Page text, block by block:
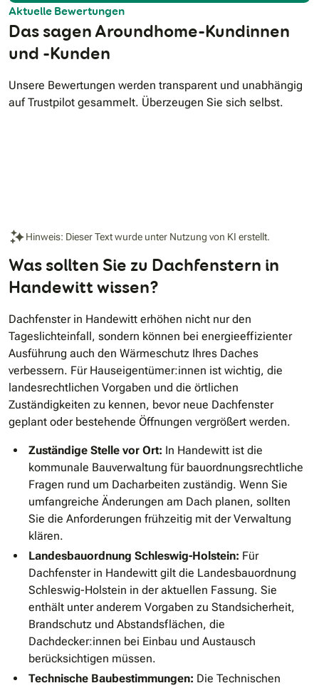
Aktuelle Bewertungen
Das sagen Aroundhome-Kundinnen
und -Kunden
Unsere Bewertungen werden transparent und unabhängig
auf Trustpilot gesammelt. Überzeugen Sie sich selbst.
Hinweis: Dieser Text wurde unter Nutzung von KI erstellt.
Was sollten Sie zu Dachfenstern in
Handewitt wissen?
Dachfenster in Handewitt erhöhen nicht nur den
Tageslichteinfall, sondern können bei energieeffizienter
Ausführung auch den Wärmeschutz Ihres Daches
verbessern. Für Hauseigentümer:innen ist wichtig, die
landesrechtlichen Vorgaben und die örtlichen
Zuständigkeiten zu kennen, bevor neue Dachfenster
geplant oder bestehende Öffnungen vergrößert werden.
Zuständige Stelle vor Ort: In Handewitt ist die
kommunale Bauverwaltung für bauordnungsrechtliche
Fragen rund um Dacharbeiten zuständig. Wenn Sie
umfangreiche Änderungen am Dach planen, sollten
Sie die Anforderungen frühzeitig mit der Verwaltung
klären.
Landesbauordnung Schleswig-Holstein: Für
Dachfenster in Handewitt gilt die Landesbauordnung
Schleswig-Holstein in der aktuellen Fassung. Sie
enthält unter anderem Vorgaben zu Standsicherheit,
Brandschutz und Abstandsflächen, die
Dachdecker:innen bei Einbau und Austausch
berücksichtigen müssen.
Technische Baubestimmungen: Die Technischen